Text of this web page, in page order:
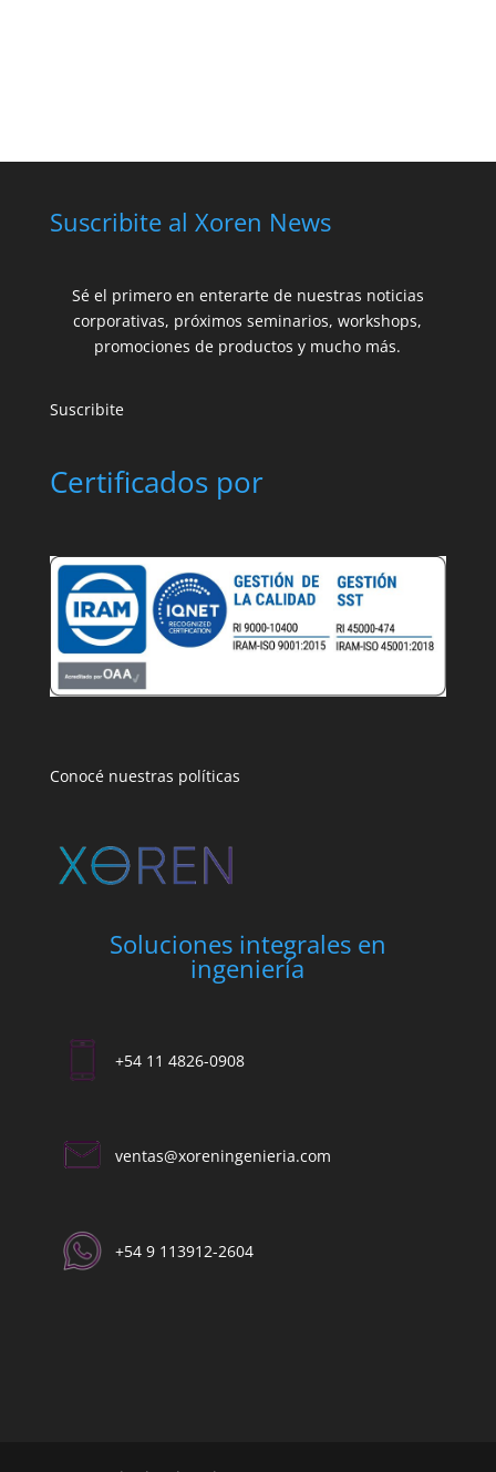
Suscribite al Xoren News
Sé el primero en enterarte de nuestras noticias
corporativas, próximos seminarios, workshops,
promociones de productos y mucho más.
Suscribite
Certificados por
Conocé nuestras políticas
Soluciones integrales en
ingeniería
+54 11 4826-0908
ventas@xoreningenieria.com​
+54 9 113912-2604​